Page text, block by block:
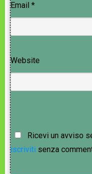
Email *
Website
Ricevi un avviso
iscriviti senza